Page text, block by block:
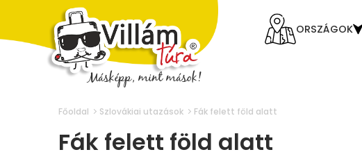
ORSZÁGOK
Főoldal Szlovákiai utazások Fák felett föld alatt
Fák felett föld alatt